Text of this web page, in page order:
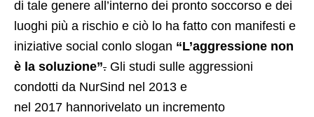
di tale genere all’interno dei pronto soccorso e dei
luoghi più a rischio e ciò lo ha fatto con manifesti e
iniziative social conlo slogan “L’aggressione non
è la soluzione”. Gli studi sulle aggressioni
condotti da NurSind nel 2013 e
nel 2017 hannorivelato un incremento